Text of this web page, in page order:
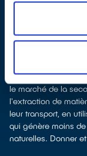
collectés afin que
Recycler c’est
ressources
La fabrication
pollution et
permet d’éviter la
le marché de la
l'extraction de
leur transport, en
qui génère moins
naturelles. Donner